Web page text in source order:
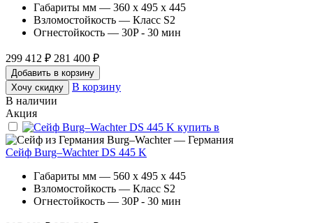
Габариты мм — 360 x 495 x 445
Взломостойкость — Класс S2
Огнестойкость — 30P - 30 мин
299 412 ₽ 281 400 ₽
Добавить в корзину
Хочу скидку
В корзину
В наличии
Акция
Burg–Wachter — Германия
Сейф Burg–Wachter DS 445 K
Габариты мм — 560 x 495 x 445
Взломостойкость — Класс S2
Огнестойкость — 30P - 30 мин